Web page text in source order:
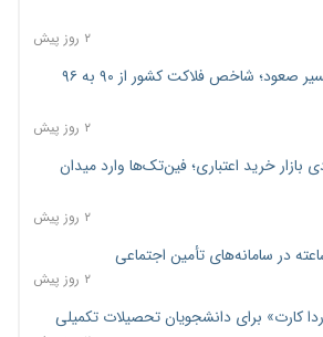
۲ روز پیش
فشار اقتصادی در مسیر صعود؛ شاخص فلاکت کشور از ۹۰ به ۹۶
۲ روز پیش
بازار خرید اعتباری؛ فین‌تک‌ها وارد میدان
۲ روز پیش
۲ روز پیش
کارت» برای دانشجویان تحصیلات تکمیلی